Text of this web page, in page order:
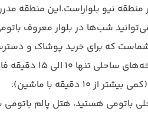
منطقه نیو بلواراست.این
شب‌ها در بلوار معروف
شماست که برای خرید پوشاک و
۱۵ دقیقه فاصله دارید.
باتومی هستید، هتل پالم